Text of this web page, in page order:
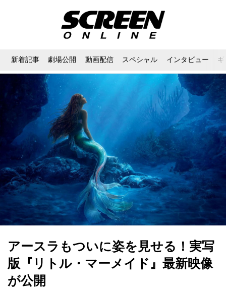
新着記事 劇場公開 動画配信 スペシャル インタビュー
アースラもついに姿を見せる！実写
版『リトル・マーメイド』最新映像
が公開